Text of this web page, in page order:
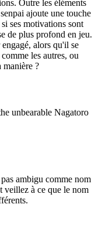
Outre les éléments
ajoute une touche
ses motivations sont
de plus profond en jeu.
alors qu'il se
les autres, ou
manière ?
unbearable Nagatoro
ambigu comme nom
veillez à ce que le nom